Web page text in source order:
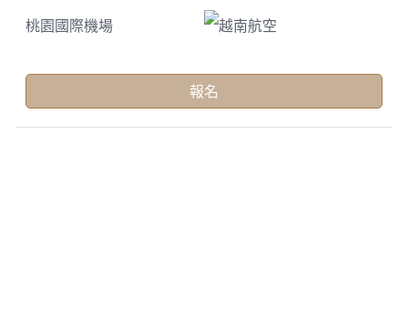
桃園國際機場 越南航空
報名